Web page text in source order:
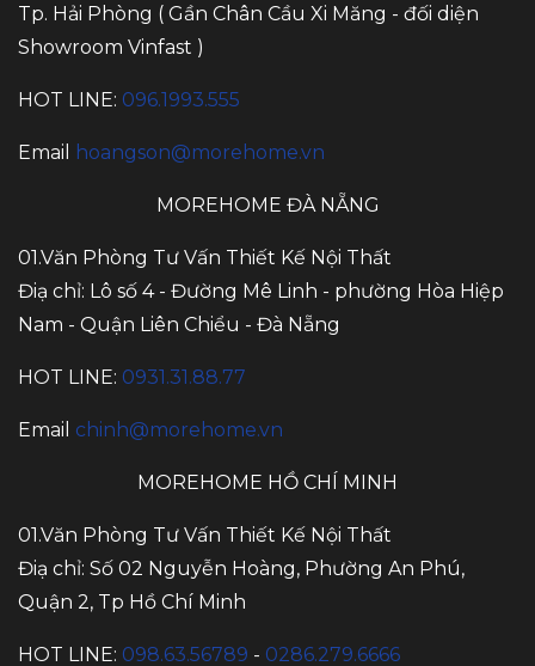
Tp. Hải Phòng ( Gần Chân Cầu Xi Măng - đối diện
Showroom Vinfast )
HOT LINE: 096.1993.555
Email hoangson@morehome.vn
MOREHOME ĐÀ NẴNG
01.Văn Phòng Tư Vấn Thiết Kế Nội Thất
Điạ chỉ: Lô số 4 - Đường Mê Linh - phường Hòa Hiệp
Nam - Quận Liên Chiểu - Đà Nẵng
HOT LINE: 0931.31.88.77
Email chinh@morehome.vn
MOREHOME HỒ CHÍ MINH
01.Văn Phòng Tư Vấn Thiết Kế Nội Thất
Điạ chỉ: Số 02 Nguyễn Hoàng, Phường An Phú,
Quận 2, Tp Hồ Chí Minh
HOT LINE: 098.63.56789 - 0286.279.6666